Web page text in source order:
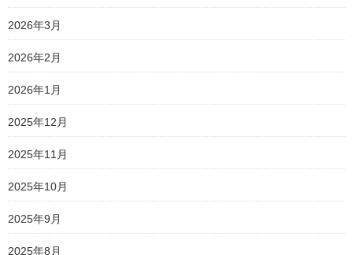
2026年3月
2026年2月
2026年1月
2025年12月
2025年11月
2025年10月
2025年9月
2025年8月